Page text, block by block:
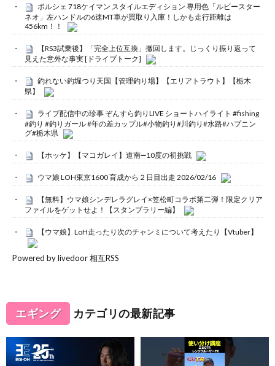
ポルシェ 718ケイマン スタイルエディション 専用色「ルビースター
ネオ」左ハンドルの6速MT車が買取り入庫！しかも走行距離は
456km！！
【RS3試乗後】「完全上位互換」撤回します。じっくり振り返って
見えた意外な事実 [ドライブトーク]
釣れない釣堀つり天国【管理釣り場】【エリアトラウト】【栃木
県】
ライブ配信中の珍事 ぞんすら釣りLIVE ショートハイライト #fishing
#釣り #釣りガール #年の差カップル#小物釣り#川釣り#水路#ハプニン
グ#栃木県
【ホッケ】【マコガレイ】道南➖10度の初挑戦
ウマ娘 LOH東京1600 育成から２日目出走 2026/02/16
【無料】ウマ娘シンデレラグレイ×笠松町コラボ第二弾！限定クリア
ファイルをゲットせよ！【スタンプラリー編】
【ウマ娘】LoH走ったり次のチャンミについて考えたり【Vtuber】
Powered by livedoor 相互RSS
エギング カテゴリの最新記事